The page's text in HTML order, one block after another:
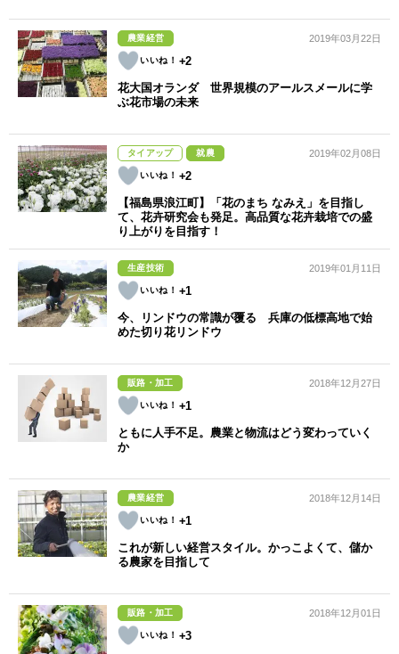
農業経営
+2
2019年03月22日
花大国オランダ 世界規模のアールスメールに学
ぶ花市場の未来
タイアップ 就農
+2
2019年02月08日
【福島県浪江町】「花のまち なみえ」を目指し
て、花卉研究会も発足。高品質な花卉栽培での盛
り上がりを目指す！
生産技術
+1
2019年01月11日
今、リンドウの常識が覆る 兵庫の低標高地で始
めた切り花リンドウ
販路・加工
+1
2018年12月27日
ともに人手不足。農業と物流はどう変わっていく
か
農業経営
+1
2018年12月14日
これが新しい経営スタイル。かっこよくて、儲か
る農家を目指して
販路・加工
+3
2018年12月01日